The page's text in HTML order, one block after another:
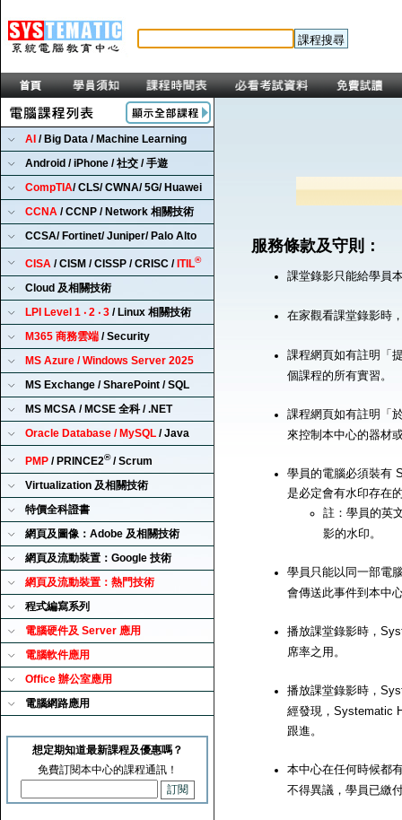
AI / Big Data / Machine Learning
Android / iPhone / 社交 / 手遊
CompTIA/ CLS/ CWNA/ 5G/ Huawei
CCNA / CCNP / Network 相關技術
CCSA/ Fortinet/ Juniper/ Palo Alto
CISA / CISM / CISSP / CRISC / ITIL®
Cloud 及相關技術
LPI Level 1 ‧ 2 ‧ 3 / Linux 相關技術
M365 商務雲端 / Security
MS Azure / Windows Server 2025
MS Exchange / SharePoint / SQL
MS MCSA / MCSE 全科 / .NET
Oracle Database / MySQL / Java
PMP / PRINCE2®/ Scrum
Virtualization 及相關技術
特價全科證書
網頁及圖像：Adobe 及相關技術
網頁及流動裝置：Google 技術
網頁及流動裝置：熱門技術
程式編寫系列
電腦硬件及 Server 應用
電腦軟件應用
Office 辦公室應用
電腦網路應用
想定期知道最新課程及優惠嗎？
免費訂閱本中心的課程通訊！
服務條款及守則：
課堂錄影只能給學員
在家觀看課堂錄影時
課程網頁如有註明「
個課程的所有實習。
課程網頁如有註明「
來控制本中心的器材
學員的電腦必須裝有
是必定會有水印存在
註：學員的英
影的水印。
學員只能以同一部電
會傳送此事件到本中
播放課堂錄影時，
席率之用。
播放課堂錄影時，
經發現，Systematic
跟進。
本中心在任何時候都
不得異議，學員已繳